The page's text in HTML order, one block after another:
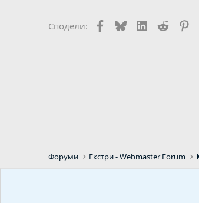
Сподели: Facebook
BlueskyLinkedIn
Reddit
Форуми Екстри - Webmaster Forum